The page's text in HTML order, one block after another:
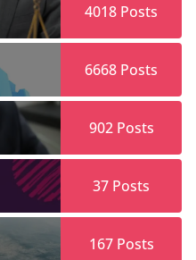
4018 Posts
6668 Posts
902Posts
37 Posts
167Posts